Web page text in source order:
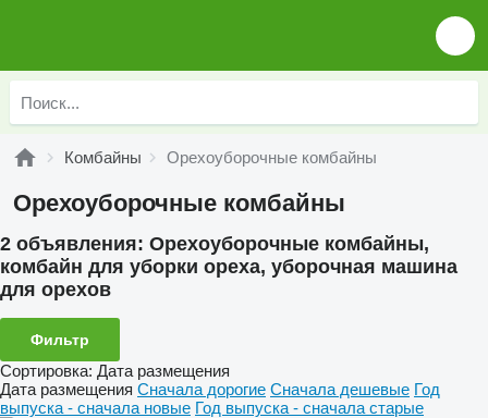
Комбайны Орехоуборочные комбайны
Орехоуборочные комбайны
2 объявления: Орехоуборочные комбайны,
комбайн для уборки ореха, уборочная машина
для орехов
Фильтр
Сортировка: Дата размещения
Дата размещения Сначала дорогие Сначала дешевые Год
выпуска - сначала новые Год выпуска - сначала старые